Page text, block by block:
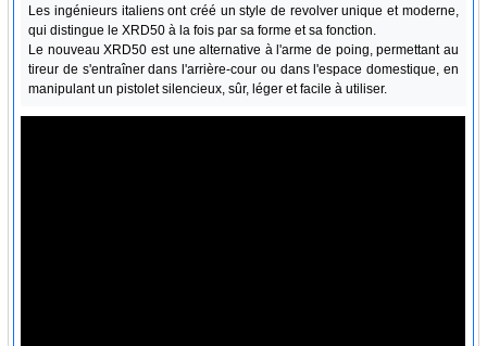
Les ingénieurs italiens ont créé un style de revolver unique et moderne,
qui distingue le XRD50 à la fois par sa forme et sa fonction.
Le nouveau XRD50 est une alternative à l'arme de poing, permettant au
tireur de s'entraîner dans l'arrière-cour ou dans l'espace domestique, en
manipulant un pistolet silencieux, sûr, léger et facile à utiliser.